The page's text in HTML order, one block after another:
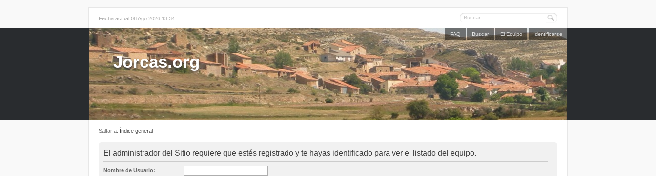
Fecha actual 08 Ago 2026 13:34
FAQ Buscar El Equipo Identificarse
Jorcas.org
Saltar a: Índice general
El administrador del Sitio requiere que estés registrado y te hayas identificado para ver el listado del equipo.
Nombre de Usuario: